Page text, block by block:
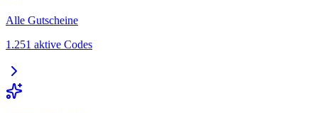
Alle Gutscheine
1.251 aktive Codes